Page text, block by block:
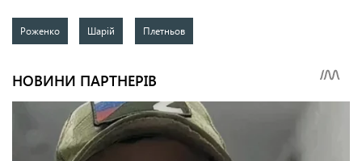
Роженко Шарій Плетньов